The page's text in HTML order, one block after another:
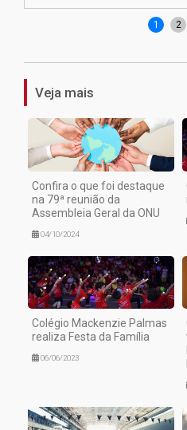
1 2
Veja mais
Confira o que foi destaque
na 79ª reunião da
Assembleia Geral da ONU
04/10/2024
Colégio Mackenzie Palmas
realiza Festa da Família
06/06/2023